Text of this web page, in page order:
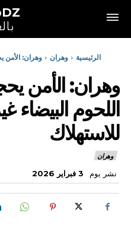
الرئيسية وهران
اللحوم البيضاء
للاستهلاك
وهران
نشر يوم 3 فبراير 2026